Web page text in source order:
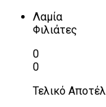
Λαμία
Φιλιάτες
0
0
Τελικό